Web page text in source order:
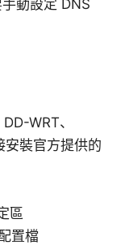
動設定 DNS
WRT、
裝官方提供的
區
置檔